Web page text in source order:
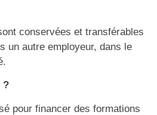
conservées et transférables
un autre employeur, dans le
?
pour financer des formations